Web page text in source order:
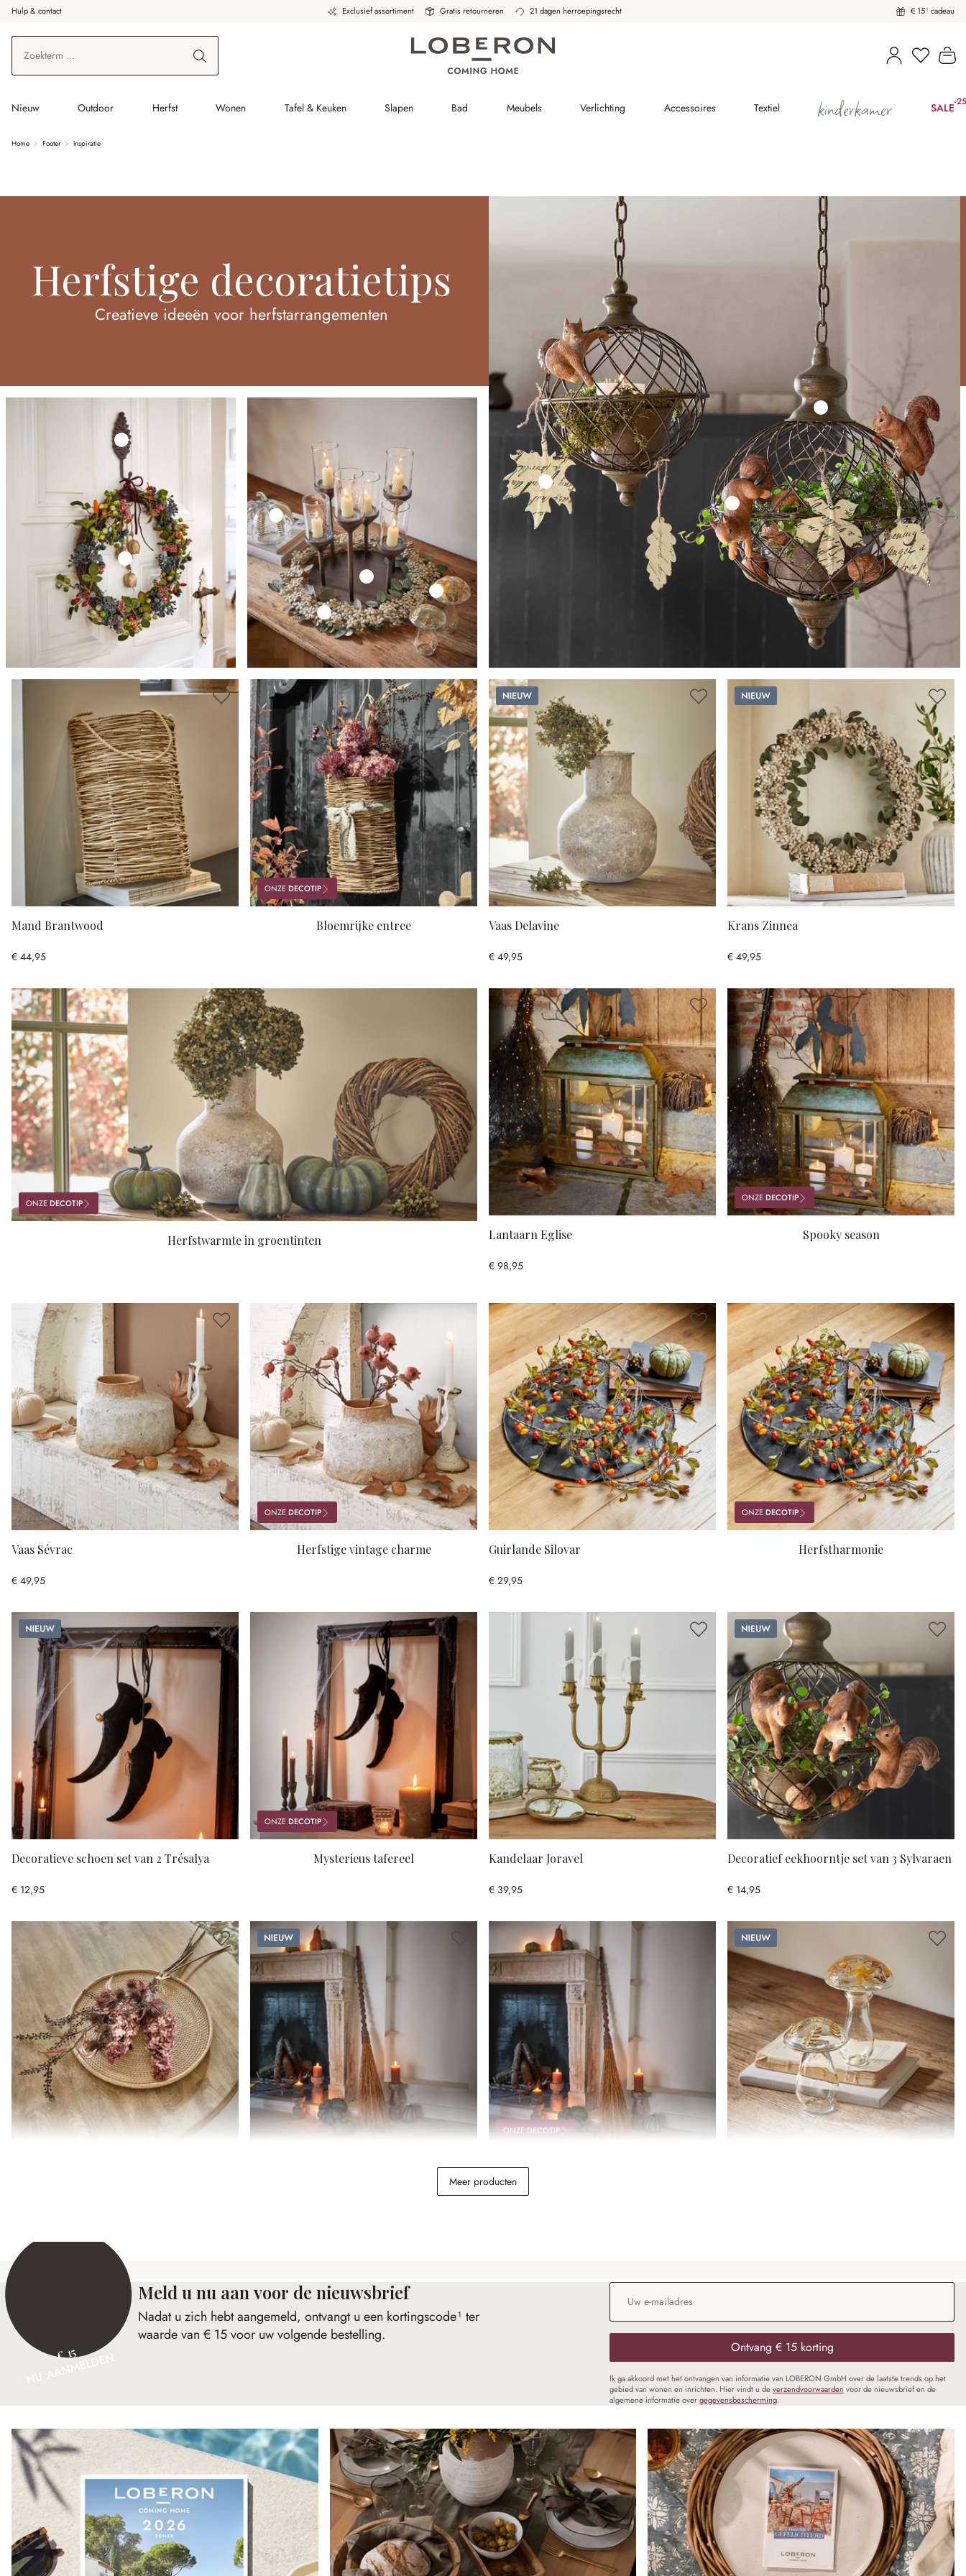
de hoofdinhoud
Ga naar zoeken
Ga naar de hoofdnavigatie
Hulp & contact Exclusief assortiment Gratis retourneren 21 dagen herroepingsrecht € 15¹ cadeau
U heeft
Nieuw Outdoor Herfst Wonen Tafel & Keuken Slapen Bad Meubels Verlichting Accessoires Textiel kinderkamer SALE-
Home Footer Inspiratie
Herfstige decoratietips
Creatieve ideeën voor herfstarrangementen
Mand Brantwood
€ 44,95
ONZEDECOTIP
Bloemrijke entree
Nieuw
Vaas Delavine
€ 49,95
ONZEDECOTIP
Herfstwarmte in groentinten
Nieuw
Krans Zinnea
€ 49,95
Lantaarn Eglise
€ 98,95
ONZEDECOTIP
Spooky season
Vaas Sévrac
€ 49,95
ONZEDECOTIP
Herfstige vintage charme Guirlande Silovar
€ 29,95
ONZEDECOTIP
Herfstharmonie
Nieuw
Decoratieve schoen set van 2 Trésalya
€ 12,95
ONZEDECOTIP
Mysterieus tafereel Kandelaar Joravel
€ 39,95
Nieuw
Decoratief eekhoorntje set van 3 Sylvaraen
€ 14,95
Nieuw
ONZEDECOTIP
Een betoverende haard: kalebassen,
Nieuw
Meer producten
€ 15
NU AANMELDEN
Meld u nu aan voor de nieuwsbrief
Nadat u zich hebt aangemeld, ontvangt u een kortingscode¹ ter
waarde van € 15 voor uw volgende bestelling.
E-mailadres
Ontvang € 15 korting
Ik ga akkoord met het ontvangen van informatie van LOBERON GmbH over de laatste trends op het
gebied van wonen en inrichten. Hier vindt u deverzendvoorwaarden voor de nieuwsbrief en de
algemene informatie overgegevensbescherming.